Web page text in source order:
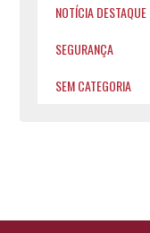
NOTÍCIA DESTAQUE
SEGURANÇA
SEM CATEGORIA